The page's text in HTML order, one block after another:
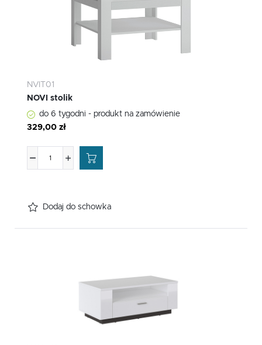
NVIT01
NOVI stolik
do 6 tygodni - produkt na zamówienie
329,00 zł
Dodaj do schowka